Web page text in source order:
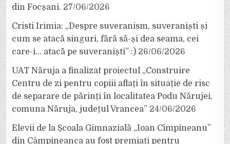
din Focșani. 27/06/2026
Cristi Irimia: „Despre suveranism, suveraniști și
cum se atacă singuri, fără să-și dea seama, cei
care-i… atacă pe suveraniști” :) 26/06/2026
UAT Năruja a finalizat proiectul „Construire
Centru de zi pentru copiii aflați în situație de risc
de separare de părinți în localitatea Podu Nărujei,
comuna Năruja, județul Vrancea” 24/06/2026
Elevii de la Școala Gimnazială „Ioan Cîmpineanu”
din Câmpineanca au fost premiați pentru